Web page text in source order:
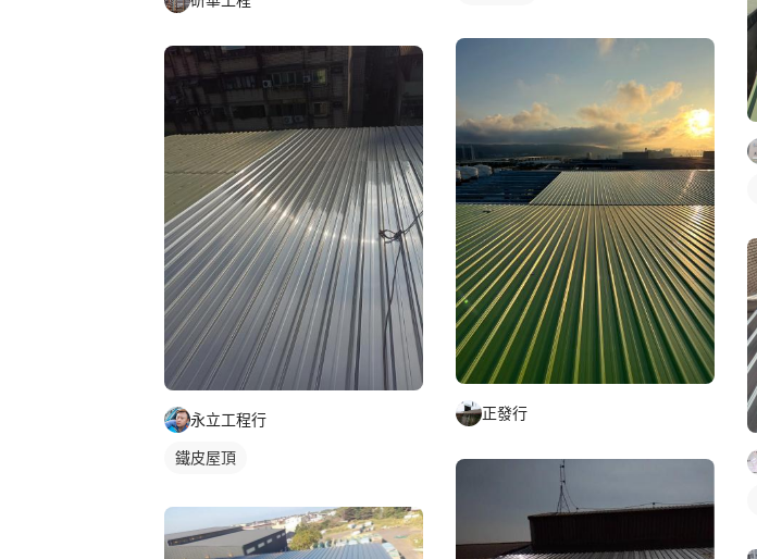
永立工程行
鐵皮屋頂
正發行